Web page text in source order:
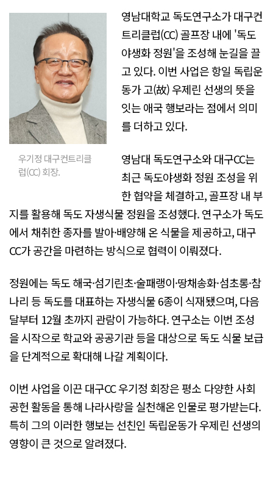
우기정 대구컨트리클
럽(CC) 회장.
영남대학교 독도연구소가 대구컨
트리클럽(CC) 골프장 내에 '독도
야생화 정원'을 조성해 눈길을 끌
고 있다. 이번 사업은 항일 독립운
동가 고(故) 우제린 선생의 뜻을
잇는 애국 행보라는 점에서 의미
를 더하고 있다.
영남대 독도연구소와 대구CC는
최근 독도야생화 정원 조성을 위
한 협약을 체결하고, 골프장 내 부
지를 활용해 독도 자생식물 정원을 조성했다. 연구소가 독도
에서 채취한 종자를 발아·배양해 온 식물을 제공하고, 대구
CC가 공간을 마련하는 방식으로 협력이 이뤄졌다.
정원에는 독도 해국·섬기린초·술패랭이·땅채송화·섬초롱·참
나리 등 독도를 대표하는 자생식물 6종이 식재됐으며, 다음
달부터 12월 초까지 관람이 가능하다. 연구소는 이번 조성
을 시작으로 학교와 공공기관 등을 대상으로 독도 식물 보급
을 단계적으로 확대해 나갈 계획이다.
이번 사업을 이끈 대구CC 우기정 회장은 평소 다양한 사회
공헌 활동을 통해 나라사랑을 실천해온 인물로 평가받는다.
특히 그의 이러한 행보는 선친인 독립운동가 우제린 선생의
영향이 큰 것으로 알려졌다.